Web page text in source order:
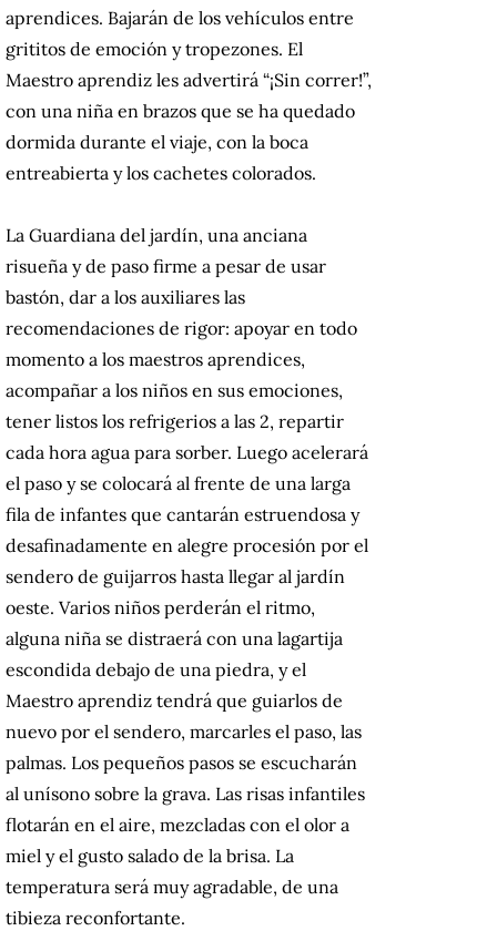
aprendices. Bajarán de los vehículos entre
grititos de emoción y tropezones. El
Maestro aprendiz les advertirá “¡Sin correr!”,
con una niña en brazos que se ha quedado
dormida durante el viaje, con la boca
entreabierta y los cachetes colorados.
La Guardiana del jardín, una anciana
risueña y de paso firme a pesar de usar
bastón, dar a los auxiliares las
recomendaciones de rigor: apoyar en todo
momento a los maestros aprendices,
acompañar a los niños en sus emociones,
tener listos los refrigerios a las 2, repartir
cada hora agua para sorber. Luego acelerará
el paso y se colocará al frente de una larga
fila de infantes que cantarán estruendosa y
desafinadamente en alegre procesión por el
sendero de guijarros hasta llegar al jardín
oeste. Varios niños perderán el ritmo,
alguna niña se distraerá con una lagartija
escondida debajo de una piedra, y el
Maestro aprendiz tendrá que guiarlos de
nuevo por el sendero, marcarles el paso, las
palmas. Los pequeños pasos se escucharán
al unísono sobre la grava. Las risas infantiles
flotarán en el aire, mezcladas con el olor a
miel y el gusto salado de la brisa. La
temperatura será muy agradable, de una
tibieza reconfortante.